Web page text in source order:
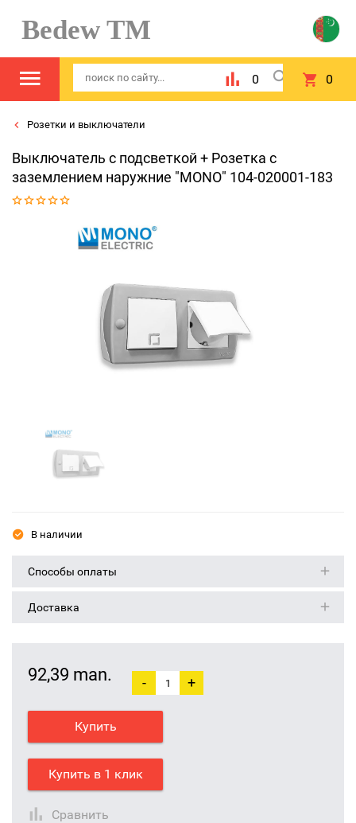
Bedew TM
0 0
Розетки и выключатели
Выключатель с подсветкой + Розетка с
заземлением наружние "MONO" 104-020001-183
В наличии
Способы оплаты
Доставка
92,39 man. - +
Купить
Купить в 1 клик
Сравнить